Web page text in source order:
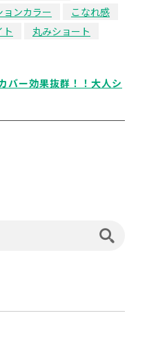
ョンカラー
こなれ感
ト
丸みショート
バー効果抜群！！大人シ